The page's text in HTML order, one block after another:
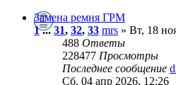
Замена ремня ГРМ
1...31, 32, 33 mrs » Вт, 18
488 Ответы
228477 Просмотры
Последнее сообщение
Сб, 04 апр 2026, 12:26